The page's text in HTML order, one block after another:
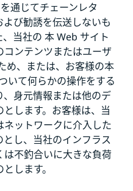
通じてチェーンレタ
び勧誘を伝送しないも
当社の 本 Web サイト
ンテンツまたはユーザ
め、または、お客様の本
いて何らかの操作をする
身元情報または他のデ
します。お客様は、当
ットワークに介入した
し、当社のインフラス
は不釣合いに大きな負荷
します。